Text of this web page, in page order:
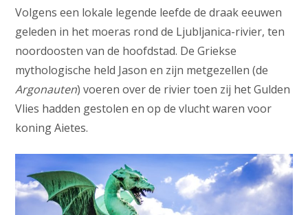
Volgens een lokale legende leefde de draak eeuwen
geleden in het moeras rond de Ljubljanica-rivier, ten
noordoosten van de hoofdstad. De Griekse
mythologische held Jason en zijn metgezellen (de
Argonauten) voeren over de rivier toen zij het Gulden
Vlies hadden gestolen en op de vlucht waren voor
koning Aietes.